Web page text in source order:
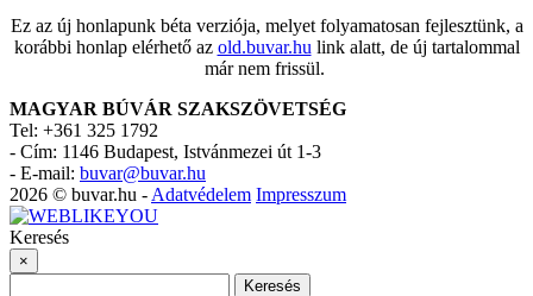
Ez az új honlapunk béta verziója, melyet folyamatosan fejlesztünk, a
korábbi honlap elérhető az old.buvar.hu link alatt, de új tartalommal
már nem frissül.
MAGYAR BÚVÁR SZAKSZÖVETSÉG
Tel: +361 325 1792
- Cím: 1146 Budapest, Istvánmezei út 1-3
- E-mail: buvar@buvar.hu
2026 © buvar.hu - Adatvédelem Impresszum
Keresés
×
Keresés